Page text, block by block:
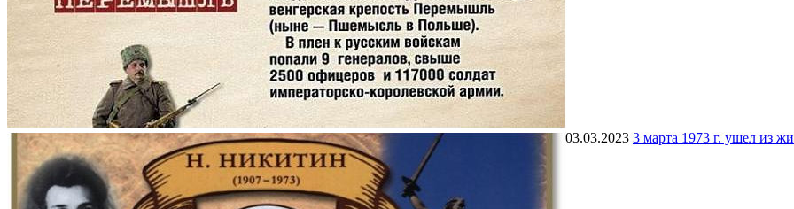
03.03.2023 3 марта 1973 г. ушел из